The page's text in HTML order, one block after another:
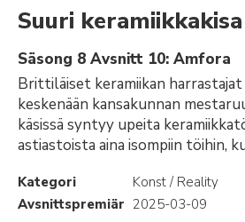
Suuri keramiikkakisa
Säsong 8 Avsnitt 10: Amfora
Brittiläiset keramiikan
keskenään kansakunnan
käsissä syntyy upeita
astiastoista aina isompiin töihin,
Kategori
Konst / Reality
Avsnittspremiär 2025-03-09